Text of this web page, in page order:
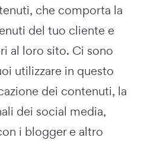
che comporta la
del tuo cliente e
al loro sito. Ci sono
utilizzare in questo
dei contenuti, la
dei social media,
i blogger e altro